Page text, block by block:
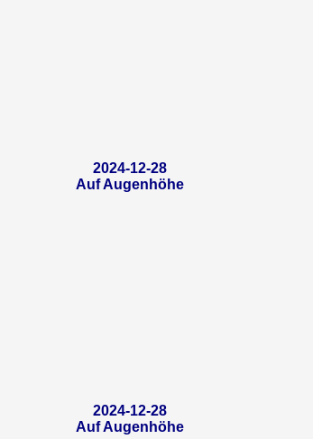
2024-12-28
Auf Augenhöhe
2024-12-28
Auf Augenhöhe